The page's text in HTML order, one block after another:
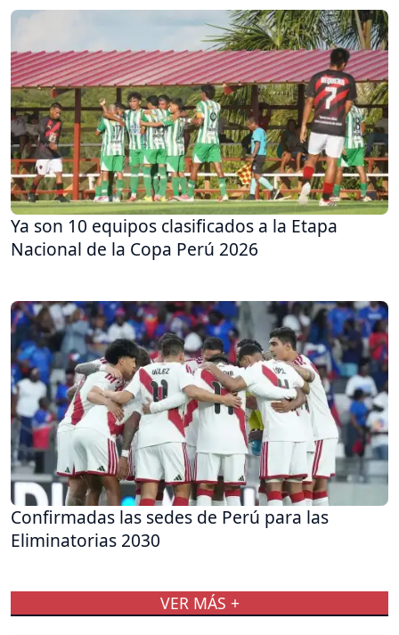
Ya son 10 equipos clasificados a la Etapa
Nacional de la Copa Perú 2026
Confirmadas las sedes de Perú para las
Eliminatorias 2030
VER MÁS +